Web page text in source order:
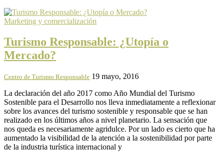
Marketing y comercialización
Turismo Responsable: ¿Utopía o
Mercado?
Centro de Turismo Responsable 19 mayo, 2016
La declaración del año 2017 como Año Mundial del Turismo
Sostenible para el Desarrollo ‎nos lleva inmediatamente a reflexionar
sobre los avances del turismo sostenible y responsable que se han
realizado en los últimos años a nivel planetario. La sensación que
nos queda es necesariamente agridulce. Por un lado es cierto que ha
aumentado la visibilidad de la atención a la sostenibilidad por parte
de la industria turística internacional y